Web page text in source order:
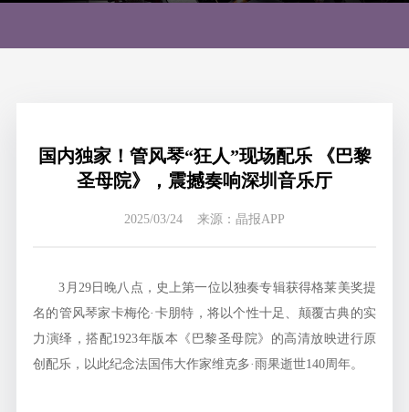
国内独家！管风琴“狂人”现场配乐 《巴黎
圣母院》，震撼奏响深圳音乐厅
2025/03/24 来源：晶报APP
3月29日晚八点，史上第一位以独奏专辑获得格莱美奖提
名的管风琴家卡梅伦·卡朋特，将以个性十足、颠覆古典的实
力演绎，搭配1923年版本《巴黎圣母院》的高清放映进行原
创配乐，以此纪念法国伟大作家维克多·雨果逝世140周年。